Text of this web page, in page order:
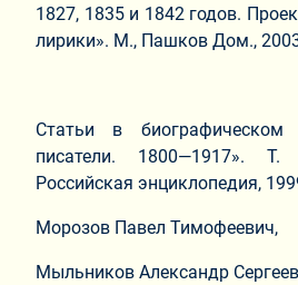
1827, 1835 и 1842 годов.
лирики». М., Пашков Дом.,
Статьи в биографическом
писатели. 1800—1917».
Российская энциклопедия,
Морозов Павел Тимофеевич,
Мыльников Александр